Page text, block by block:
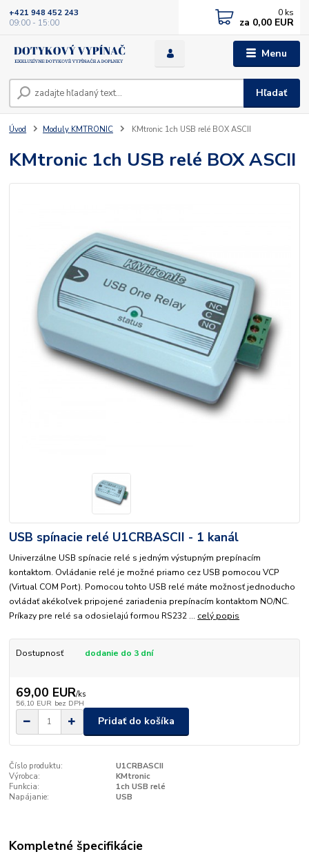
Menu
Hľadať
+421 948 452 243
09:00 - 15:00
0 ks
za 0,00 EUR
Úvod Moduly KMTRONIC KMtronic 1ch USB relé BOX ASCII
KMtronic 1ch USB relé BOX ASCII
USB spínacie relé U1CRBASCII - 1 kanál
Univerzálne USB spínacie relé s jedným výstupným prepínacím
kontaktom. Ovládanie relé je možné priamo cez USB pomocou VCP
(Virtual COM Port). Pomocou tohto USB relé máte možnosť jednoducho
ovládať akékoľvek pripojené zariadenia prepínacím kontaktom NO/NC.
Príkazy pre relé sa odosielajú formou RS232 ... celý popis
Dostupnosť dodanie do 3 dní
69,00 EUR/ks
56,10 EUR bez DPH
Pridať do košíka
Číslo produktu:
U1CRBASCII
Výrobca:
KMtronic
Funkcia:
1ch USB relé
Napájanie:
USB
Kompletné špecifikácie